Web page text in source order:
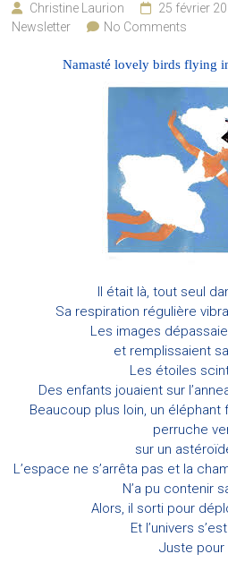
Christine Laurion 25 février
Newsletter
No Comments
Namasté lovely birds flying
Il était là, tout seul
Sa respiration régulière
Les images
et remplissaient
Les étoiles
Des enfants jouaient sur
Beaucoup plus loin, un éléphant
perruche
sur un
L’espace ne s’arrêta pas et la
N’a pu contenir
Alors, il sorti pour
Et l’univers
Juste pour